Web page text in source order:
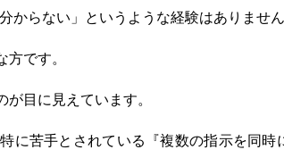
からない」というような経験はありませ
です。
目に見えています。
に苦手とされている『複数の指示を同時